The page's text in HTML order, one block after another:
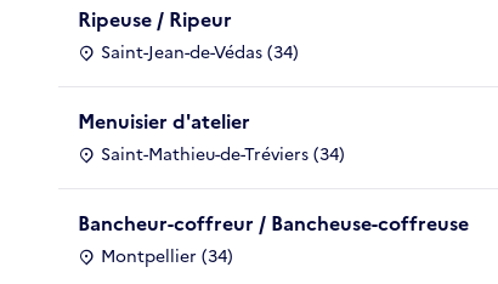
Ripeuse / Ripeur
Saint-Jean-de-Védas (34)
Menuisier d'atelier
Saint-Mathieu-de-Tréviers (34)
Bancheur-coffreur / Bancheuse-coffreuse
Montpellier (34)